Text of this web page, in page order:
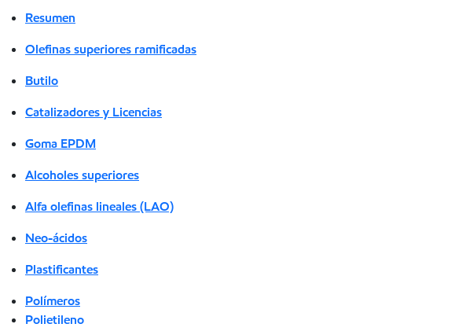
Resumen
Olefinas superiores ramificadas
Butilo
Catalizadores y Licencias
Goma EPDM
Alcoholes superiores
Alfa olefinas lineales (LAO)
Neo-ácidos
Plastificantes
Polímeros
Polietileno